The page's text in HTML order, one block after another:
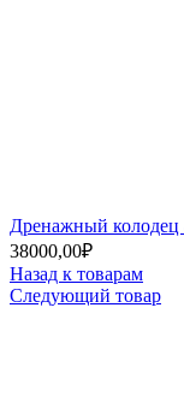
Дренажный колодец
38000,00₽
Назад к товарам
Следующий товар